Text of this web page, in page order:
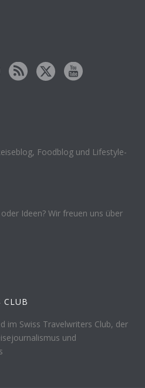
Foodblog und Lifestyle-
Ideen? Wir freuen uns über
CLUB
im Swiss Travelwriters Club, der
und